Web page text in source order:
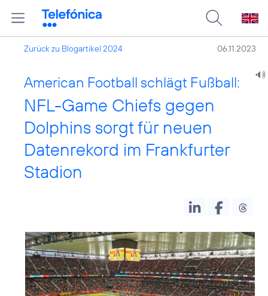
Zurück zu Blogartikel 2024 06.11.2023
American Football schlägt Fußball:
NFL-Game Chiefs gegen
Dolphins sorgt für neuen
Datenrekord im Frankfurter
Stadion